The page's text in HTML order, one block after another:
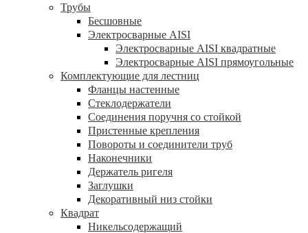
Трубы
Бесшовные
Электросварные AISI
Электросварные AISI квадратные
Электросварные AISI прямоугольные
Комплектующие для лестниц
Фланцы настенные
Стеклодержатели
Соединения поручня со стойкой
Пристенные крепления
Повороты и соединители труб
Наконечники
Держатель ригеля
Заглушки
Декоративный низ стойки
Квадрат
Никельсодержащий